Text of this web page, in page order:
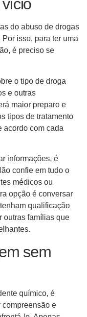
do abuso de drogas
isso, para ter uma
é preciso se
o tipo de droga
e outras
maior preparo e
tipos de tratamento
acordo com cada
informações, é
confie em tudo o
médicos ou
opção é conversar
qualificação
outras famílias que
sem
químico, é
compreensão e